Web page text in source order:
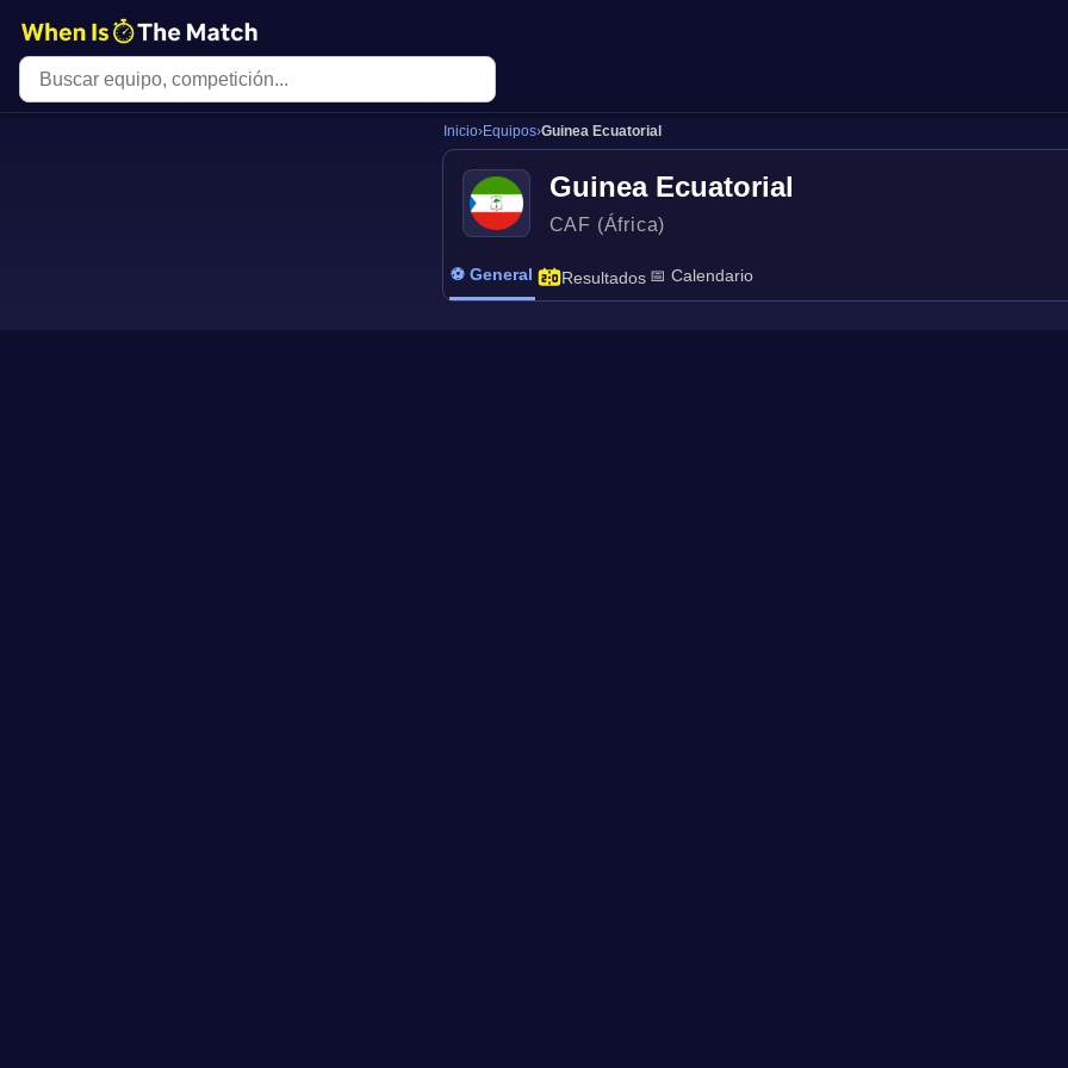
Inicio›Equipos›Guinea Ecuatorial
Guinea Ecuatorial
CAF (África)
⚽ General Resultados 📅 Calendario